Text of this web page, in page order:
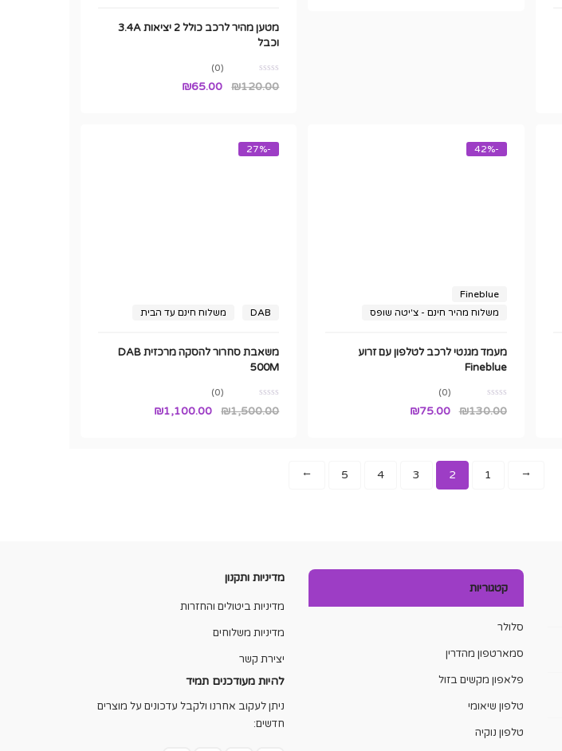
מטען מהיר לרכב כולל 2 יציאות 3.4A
וכבל
(0)
₪120.00
המחיר₪65.00
המחיר
-42%
Fineblue
משלוח מהיר חינם - צ'יטה שופס
מעמד מגנטי לרכב לטלפון עם זרוע
Fineblue
(0)
₪130.00
המחיר
₪130.00.
₪75.00
-27%
DAB משלוח חינם עד הבית
משאבת סחרור להסקה מרכזית DAB
500M
(0)
₪1,500.00
המחיר
₪1,100.00
המחיר
←
1
2
3
4
5
→
קטגוריות
סלולר
סמארטפון מהדרין
פלאפון מקשים בזול
טלפון שיאומי
טלפון נוקיה
מדיניות ותקנון
מדיניות ביטולים והחזרות
מדיניות משלוחים
יצירת קשר
להיות מעודכנים תמיד
ניתן לעקוב אחרנו ולקבל עדכונים על מוצרים
חדשים: